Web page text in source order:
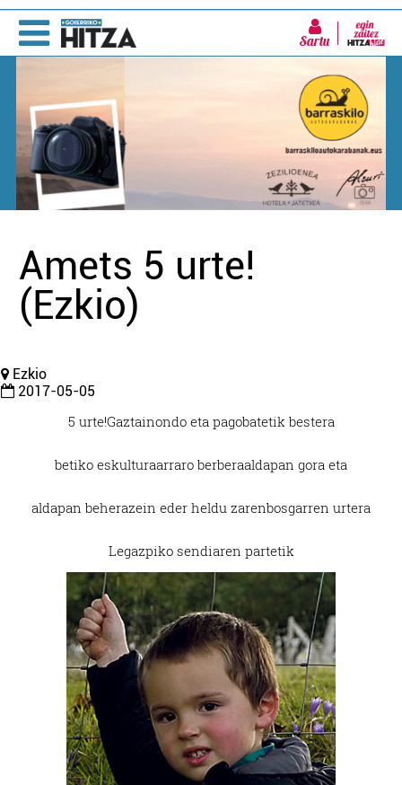
Sartu
Amets 5 urte!
(Ezkio)
Ezkio
2017-05-05
5 urte!Gaztainondo eta pagobatetik bestera
betiko eskulturaarraro berberaaldapan gora eta
aldapan beherazein eder heldu zarenbosgarren urtera
Legazpiko sendiaren partetik